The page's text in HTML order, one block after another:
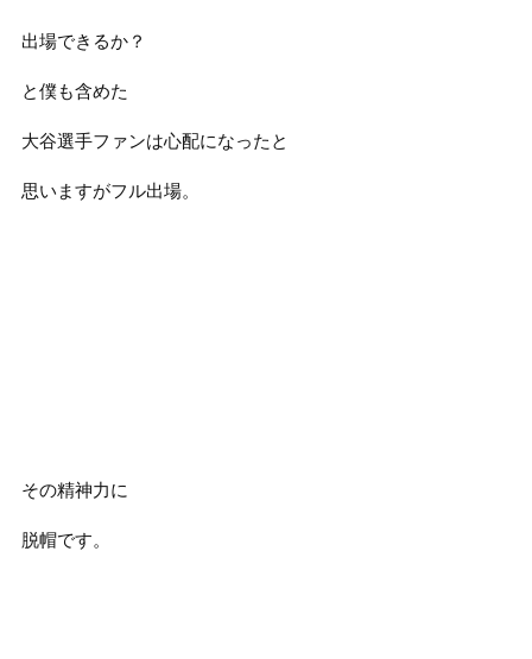
出場できるか？
と僕も含めた
大谷選手ファンは心配になったと
思いますがフル出場。
その精神力に
脱帽です。